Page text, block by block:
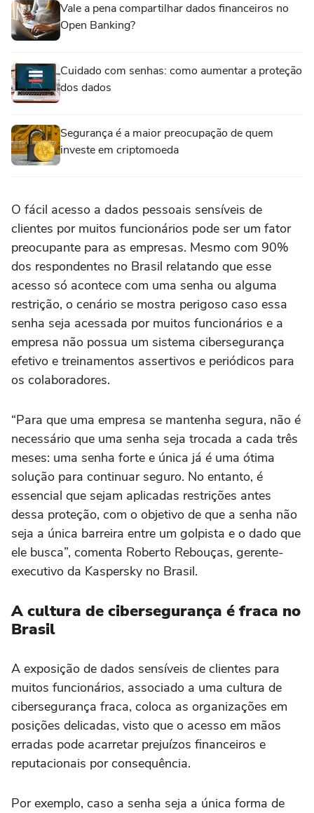
Vale a pena compartilhar dados financeiros no
Open Banking?
Cuidado com senhas: como aumentar a proteção
dos dados
Segurança é a maior preocupação de quem
investe em criptomoeda
O fácil acesso a dados pessoais sensíveis de
clientes por muitos funcionários pode ser um fator
preocupante para as empresas. Mesmo com 90%
dos respondentes no Brasil relatando que esse
acesso só acontece com uma senha ou alguma
restrição, o cenário se mostra perigoso caso essa
senha seja acessada por muitos funcionários e a
empresa não possua um sistema cibersegurança
efetivo e treinamentos assertivos e periódicos para
os colaboradores.
“Para que uma empresa se mantenha segura, não é
necessário que uma senha seja trocada a cada três
meses: uma senha forte e única já é uma ótima
solução para continuar seguro. No entanto, é
essencial que sejam aplicadas restrições antes
dessa proteção, com o objetivo de que a senha não
seja a única barreira entre um golpista e o dado que
ele busca”, comenta Roberto Rebouças, gerente-
executivo da Kaspersky no Brasil.
A cultura de cibersegurança é fraca no
Brasil
A exposição de dados sensíveis de clientes para
muitos funcionários, associado a uma cultura de
cibersegurança fraca, coloca as organizações em
posições delicadas, visto que o acesso em mãos
erradas pode acarretar prejuízos financeiros e
reputacionais por consequência.
Por exemplo, caso a senha seja a única forma de